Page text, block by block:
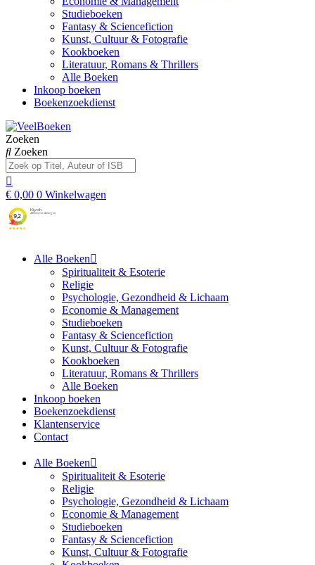
Studieboeken
Fantasy & Sciencefiction
Kunst, Cultuur & Fotografie
Kookboeken
Literatuur, Romans & Thrillers
Alle Boeken
Inkoop boeken
Boekenzoekdienst
Zoeken
Zoeken
€ 0,00 0 Winkelwagen
Alle Boeken
Spiritualiteit & Esoterie
Religie
Psychologie, Gezondheid & Lichaam
Economie & Management
Studieboeken
Fantasy & Sciencefiction
Kunst, Cultuur & Fotografie
Kookboeken
Literatuur, Romans & Thrillers
Alle Boeken
Inkoop boeken
Boekenzoekdienst
Klantenservice
Contact
Alle Boeken
Spiritualiteit & Esoterie
Religie
Psychologie, Gezondheid & Lichaam
Economie & Management
Studieboeken
Fantasy & Sciencefiction
Kunst, Cultuur & Fotografie